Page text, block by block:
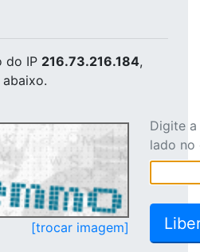
do IP 216.73.216.184,
[trocar imagem]
Digite
lado no